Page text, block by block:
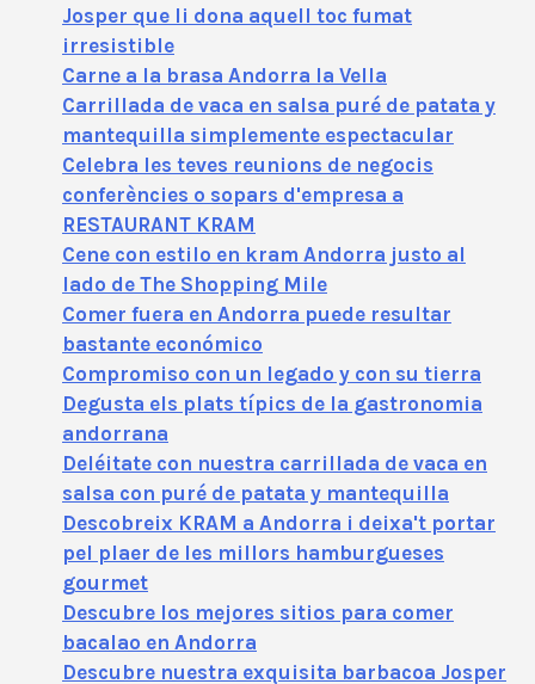
Josper que li dona aquell toc fumat
irresistible
Carne a la brasa Andorra la Vella
Carrillada de vaca en salsa puré de patata y
mantequilla simplemente espectacular
Celebra les teves reunions de negocis
conferències o sopars d'empresa a
RESTAURANT KRAM
Cene con estilo en kram Andorra justo al
lado de The Shopping Mile
Comer fuera en Andorra puede resultar
bastante económico
Compromiso con un legado y con su tierra
Degusta els plats típics de la gastronomia
andorrana
Deléitate con nuestra carrillada de vaca en
salsa con puré de patata y mantequilla
Descobreix KRAM a Andorra i deixa't portar
pel plaer de les millors hamburgueses
gourmet
Descubre los mejores sitios para comer
bacalao en Andorra
Descubre nuestra exquisita barbacoa Josper